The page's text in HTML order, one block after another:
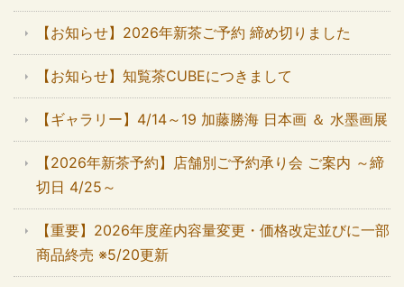
【お知らせ】2026年新茶ご予約 締め切りました
【お知らせ】知覧茶CUBEにつきまして
【ギャラリー】4/14～19 加藤勝海 日本画 ＆ 水墨画展
【2026年新茶予約】店舗別ご予約承り会 ご案内 ～締
切日 4/25～
【重要】2026年度産内容量変更・価格改定並びに一部
商品終売 ※5/20更新